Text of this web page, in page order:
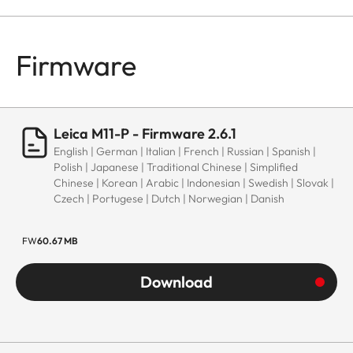
Firmware
Leica M11-P - Firmware 2.6.1
English | German | Italian | French | Russian | Spanish |
Polish | Japanese | Traditional Chinese | Simplified
Chinese | Korean | Arabic | Indonesian | Swedish | Slovak |
Czech | Portugese | Dutch | Norwegian | Danish
FW60.67 MB
Download